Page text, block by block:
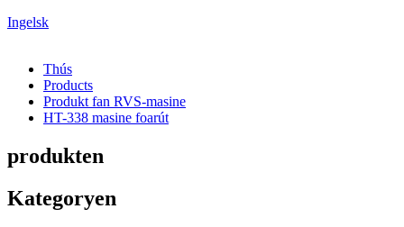
Ingelsk
Thús
Products
Produkt fan RVS-masine
HT-338 masine foarút
produkten
Kategoryen